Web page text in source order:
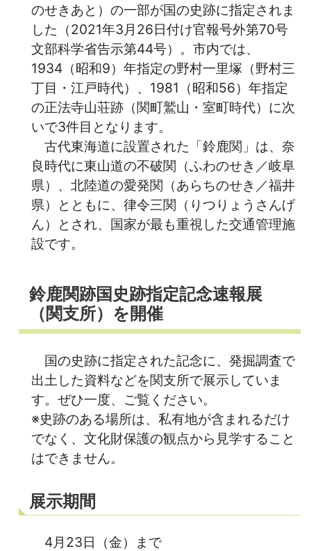
のせきあと）の一部が国の史跡に指定されま
した（2021年3月26日付け官報号外第70号
文部科学省告示第44号）。市内では、
1934（昭和9）年指定の野村一里塚（野村三
丁目・江戸時代）、1981（昭和56）年指定
の正法寺山荘跡（関町鷲山・室町時代）に次
いで3件目となります。
古代東海道に設置された「鈴鹿関」は、奈
良時代に東山道の不破関（ふわのせき／岐阜
県）、北陸道の愛発関（あらちのせき／福井
県）とともに、律令三関（りつりょうさんげ
ん）とされ、国家が最も重視した交通管理施
設です。
鈴鹿関跡国史跡指定記念速報展
（関支所）を開催
国の史跡に指定された記念に、発掘調査で
出土した資料などを関支所で展示していま
す。ぜひ一度、ご覧ください。
※史跡のある場所は、私有地が含まれるだけ
でなく、文化財保護の観点から見学すること
はできません。
展示期間
4月23日（金）まで